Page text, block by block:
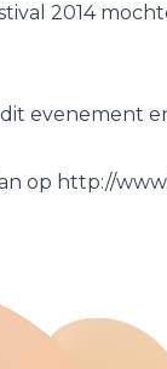
2014
evenement
op http://